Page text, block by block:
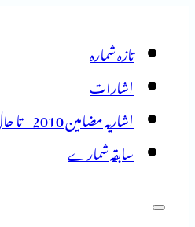
تازہ شمارہ
اشارات
اشاریہ مضامین 2010 – تا حال
سابقہ شمارے